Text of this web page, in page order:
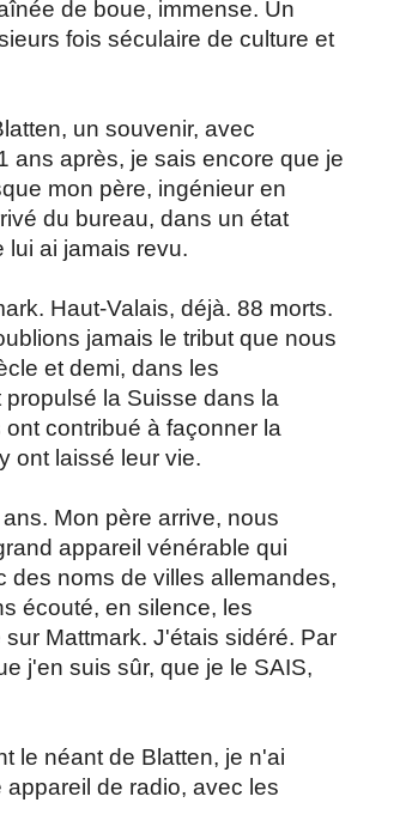
de boue, immense. Un
fois séculaire de culture et
un souvenir, avec
ans après, je sais encore que je
mon père, ingénieur en
du bureau, dans un état
lui ai jamais revu.
Haut-Valais, déjà. 88 morts.
jamais le tribut que nous
et demi, dans les
la Suisse dans la
contribué à façonner la
ont laissé leur vie.
Mon père arrive, nous
appareil vénérable qui
des noms de villes allemandes,
écouté, en silence, les
Mattmark. J'étais sidéré. Par
j'en suis sûr, que je le SAIS,
le néant de Blatten, je n'ai
de radio, avec les